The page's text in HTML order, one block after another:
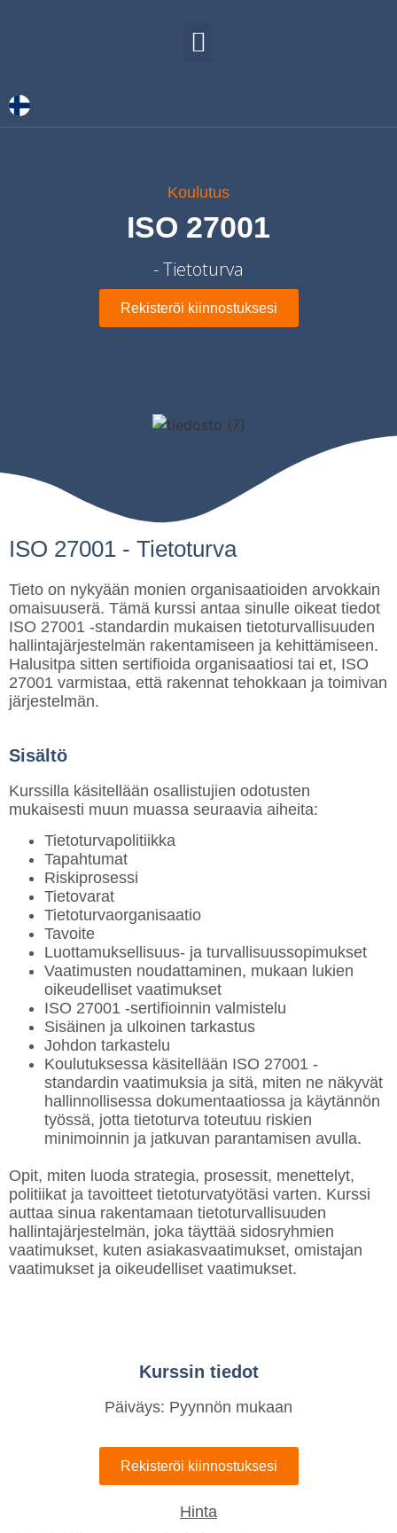
Koulutus
ISO 27001
- Tietoturva
Rekisteröi kiinnostuksesi
ISO 27001 - Tietoturva
Tieto on nykyään monien organisaatioiden arvokkain
omaisuuserä. Tämä kurssi antaa sinulle oikeat tiedot
ISO 27001 -standardin mukaisen tietoturvallisuuden
hallintajärjestelmän rakentamiseen ja kehittämiseen.
Halusitpa sitten sertifioida organisaatiosi tai et, ISO
27001 varmistaa, että rakennat tehokkaan ja toimivan
järjestelmän.
Sisältö
Kurssilla käsitellään osallistujien odotusten
mukaisesti muun muassa seuraavia aiheita:
Tietoturvapolitiikka
Tapahtumat
Riskiprosessi
Tietovarat
Tietoturvaorganisaatio
Tavoite
Luottamuksellisuus- ja turvallisuussopimukset
Vaatimusten noudattaminen, mukaan lukien
oikeudelliset vaatimukset
ISO 27001 -sertifioinnin valmistelu
Sisäinen ja ulkoinen tarkastus
Johdon tarkastelu
Koulutuksessa käsitellään ISO 27001 -
standardin vaatimuksia ja sitä, miten ne näkyvät
hallinnollisessa dokumentaatiossa ja käytännön
työssä, jotta tietoturva toteutuu riskien
minimoinnin ja jatkuvan parantamisen avulla.
Opit, miten luoda strategia, prosessit, menettelyt,
politiikat ja tavoitteet tietoturvatyötäsi varten. Kurssi
auttaa sinua rakentamaan tietoturvallisuuden
hallintajärjestelmän, joka täyttää sidosryhmien
vaatimukset, kuten asiakasvaatimukset, omistajan
vaatimukset ja oikeudelliset vaatimukset.
Kurssin tiedot
Päiväys: Pyynnön mukaan
Rekisteröi kiinnostuksesi
Hinta